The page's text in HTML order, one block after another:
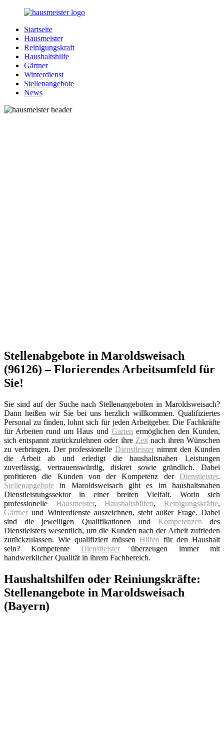
Zurück
Inhalt
Hausmeister.de
Alles
rund
Ihren
Haushalt
Startseite
Hausmeister
Reinigungskraft
Haushaltshilfe
Gärtner
Winterdienst
Stellenangebote
News
Stellenabgebote in Maroldsweisach
(96126) – Florierendes Arbeitsumfeld für
Sie!
Sie sind auf der Suche nach Stellenangeboten in Maroldsweisach?
Dann heißen wir Sie bei uns herzlich willkommen. Qualifiziertes
Personal zu finden, lohnt sich für jeden Arbeitgeber. Die Fachkräfte
für Arbeiten rund um Haus und Garten ermöglichen den Kunden,
sich entspannt zurückzulehnen oder ihre Zeitnach ihren Wünschen
zu verbringen. Der professionelle Dienstleister nimmt den Kunden
die Arbeit ab und erledigt die haushaltsnahen Leistungen
zuverlässig, vertrauenswürdig, diskret sowie gründlich. Dabei
profitieren die Kunden von der Kompetenz der Dienstleister.
Stellenangebote in Maroldsweisach gibt es im haushaltsnahen
Dienstleistungssektor in einer breiten Vielfalt. Worin sich
professionelle Hausmeister,Haushaltshilfen,Reinigungskräfte,
Gärtner und Winterdienste auszeichnen, steht außer Frage. Dabei
sind die jeweiligen Qualifikationen und Kompetenzen des
Dienstleisters wesentlich, um die Kunden nach der Arbeit zufrieden
zurückzulassen. Wie qualifiziert müssen Hilfen für den Haushalt
sein? Kompetente Dienstleisterüberzeugen immer mit
handwerklicher Qualität in ihrem Fachbereich.
Haushaltshilfen oder Reiniungskräfte:
Stellenangebote in Maroldsweisach
(Bayern)